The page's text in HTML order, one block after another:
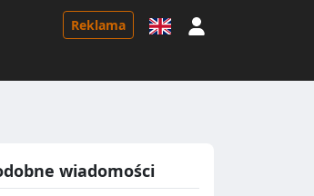
Reklama
wiadomości